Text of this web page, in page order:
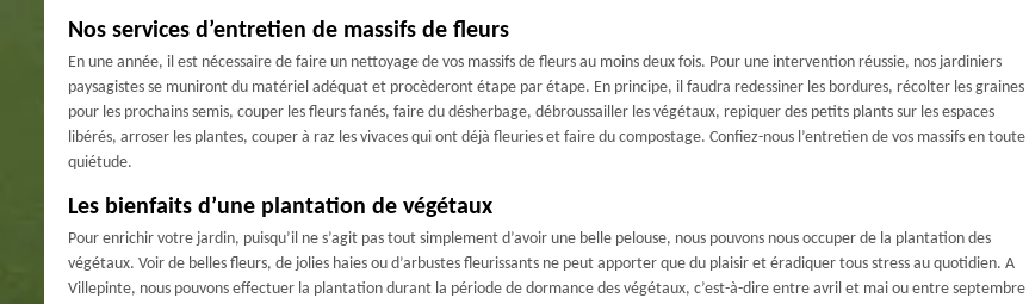
Nos services d’entretien de massifs de fleurs
En une année, il est nécessaire de faire un nettoyage de vos massifs de fleurs au moins deux fois. Pour une intervention réussie, nos jardiniers
paysagistes se muniront du matériel adéquat et procèderont étape par étape. En principe, il faudra redessiner les bordures, récolter les graines
pour les prochains semis, couper les fleurs fanés, faire du désherbage, débroussailler les végétaux, repiquer des petits plants sur les espaces
libérés, arroser les plantes, couper à raz les vivaces qui ont déjà fleuries et faire du compostage. Confiez-nous l’entretien de vos massifs en toute
quiétude.
Les bienfaits d’une plantation de végétaux
Pour enrichir votre jardin, puisqu’il ne s’agit pas tout simplement d’avoir une belle pelouse, nous pouvons nous occuper de la plantation des
végétaux. Voir de belles fleurs, de jolies haies ou d’arbustes fleurissants ne peut apporter que du plaisir et éradiquer tous stress au quotidien. A
Villepinte, nous pouvons effectuer la plantation durant la période de dormance des végétaux, c’est-à-dire entre avril et mai ou entre septembre